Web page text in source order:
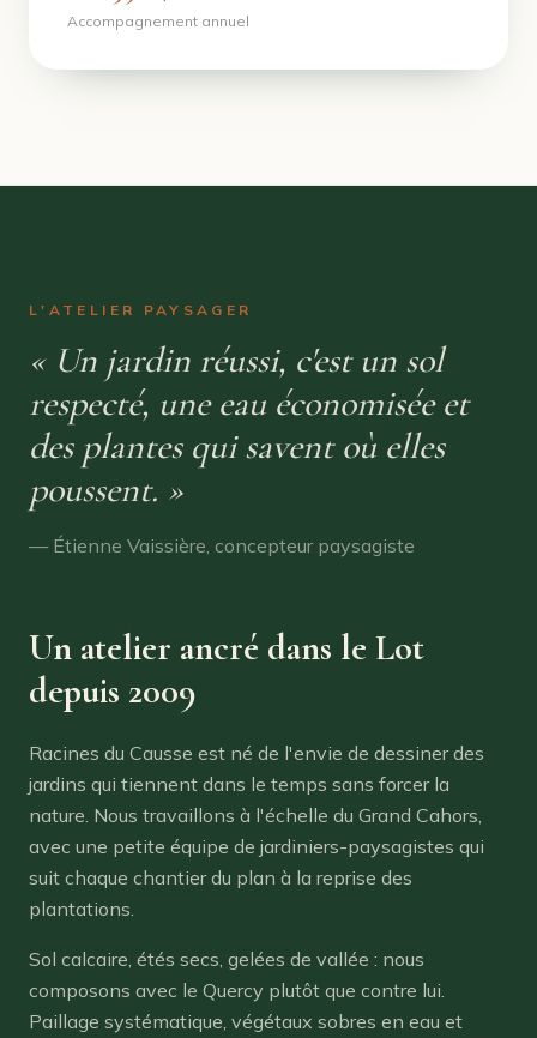
Accompagnement annuel
L'ATELIER PAYSAGER
« Un jardin réussi, c'est un sol
respecté, une eau économisée et
des plantes qui savent où elles
poussent. »
— Étienne Vaissière, concepteur paysagiste
Un atelier ancré dans le Lot
depuis 2009
Racines du Causse est né de l'envie de dessiner des
jardins qui tiennent dans le temps sans forcer la
nature. Nous travaillons à l'échelle du Grand Cahors,
avec une petite équipe de jardiniers-paysagistes qui
suit chaque chantier du plan à la reprise des
plantations.
Sol calcaire, étés secs, gelées de vallée : nous
composons avec le Quercy plutôt que contre lui.
Paillage systématique, végétaux sobres en eau et